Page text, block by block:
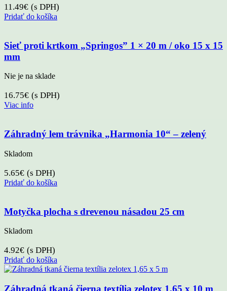
11.49€ (s DPH)
Pridať do košíka
Sieť proti krtkom „Springos” 1 × 20 m / oko 15 x 15
mm
Nie je na sklade
16.75€ (s DPH)
Viac info
Záhradný lem trávnika „Harmonia 10“ – zelený
Skladom
5.65€ (s DPH)
Pridať do košíka
Motyčka plocha s drevenou násadou 25 cm
Skladom
4.92€ (s DPH)
Pridať do košíka
Záhradná tkaná čierna textília zelotex 1,65 x 10 m